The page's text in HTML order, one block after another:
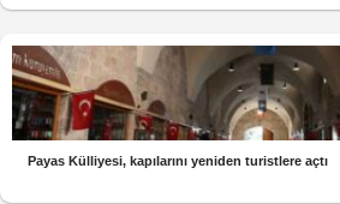
Payas Külliyesi, kapılarını yeniden turistlere açtı